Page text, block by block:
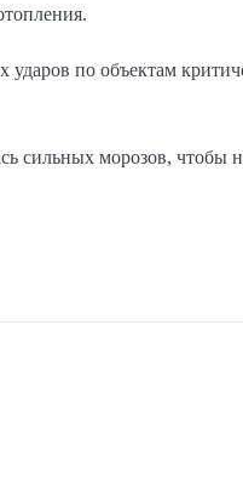
по объектам
сильных морозов, чтобы